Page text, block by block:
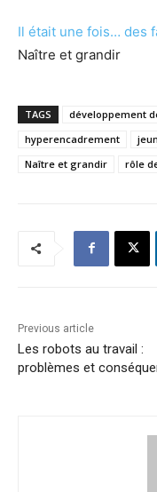
Il était une fois… des
Naître et grandir
TAGS développement
hyperencadrement
Naître et grandir
rôle
Previous article
Les robots au travail :
problèmes et